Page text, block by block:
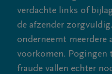
verdachte links of
de afzender
onderneemt meerdere
voorkomen. Pogingen
fraude vallen echter